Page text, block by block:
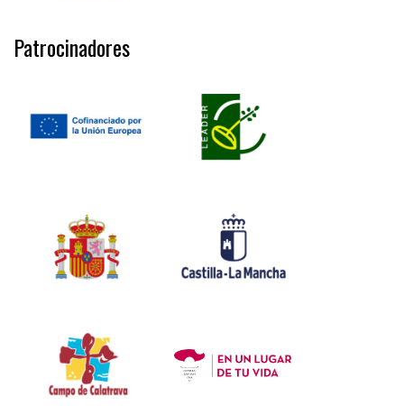
Patrocinadores